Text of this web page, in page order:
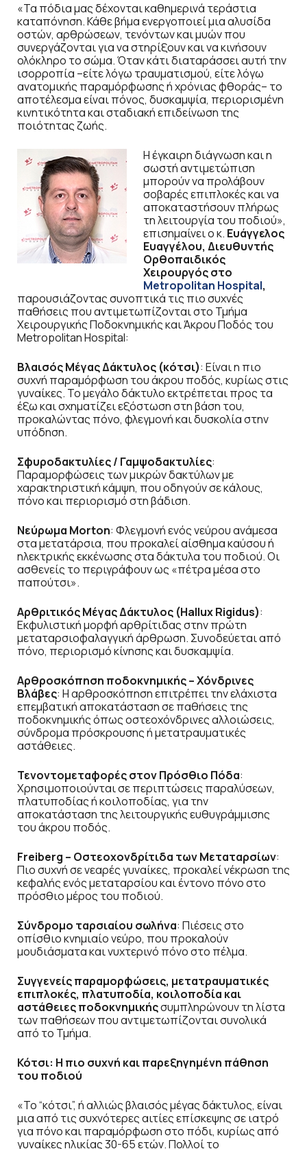
«Τα πόδια μας δέχονται καθημερινά τεράστια
καταπόνηση. Κάθε βήμα ενεργοποιεί μια αλυσίδα
οστών, αρθρώσεων, τενόντων και μυών που
συνεργάζονται για να στηρίξουν και να κινήσουν
ολόκληρο το σώμα. Όταν κάτι διαταράσσει αυτή την
ισορροπία –είτε λόγω τραυματισμού, είτε λόγω
ανατομικής παραμόρφωσης ή χρόνιας φθοράς– το
αποτέλεσμα είναι πόνος, δυσκαμψία, περιορισμένη
κινητικότητα και σταδιακή επιδείνωση της
ποιότητας ζωής.
Η έγκαιρη διάγνωση και η
σωστή αντιμετώπιση
μπορούν να προλάβουν
σοβαρές επιπλοκές και να
αποκαταστήσουν πλήρως
τη λειτουργία του ποδιού»,
επισημαίνει ο κ. Ευάγγελος
Ευαγγέλου, Διευθυντής
Ορθοπαιδικός
Χειρουργός στο
Metropolitan Hospital,
παρουσιάζοντας συνοπτικά τις πιο συχνές
παθήσεις που αντιμετωπίζονται στο Τμήμα
Χειρουργικής Ποδοκνημικής και Άκρου Ποδός του
Metropolitan Hospital:
Βλαισός Μέγας Δάκτυλος (κότσι): Είναι η πιο
συχνή παραμόρφωση του άκρου ποδός, κυρίως στις
γυναίκες. Το μεγάλο δάκτυλο εκτρέπεται προς τα
έξω και σχηματίζει εξόστωση στη βάση του,
προκαλώντας πόνο, φλεγμονή και δυσκολία στην
υπόδηση.
Σφυροδακτυλίες / Γαμψοδακτυλίες:
Παραμορφώσεις των μικρών δακτύλων με
χαρακτηριστική κάμψη, που οδηγούν σε κάλους,
πόνο και περιορισμό στη βάδιση.
Νεύρωμα Morton: Φλεγμονή ενός νεύρου ανάμεσα
στα μετατάρσια, που προκαλεί αίσθημα καύσου ή
ηλεκτρικής εκκένωσης στα δάκτυλα του ποδιού. Οι
ασθενείς το περιγράφουν ως «πέτρα μέσα στο
παπούτσι».
Αρθριτικός Μέγας Δάκτυλος (Hallux Rigidus):
Εκφυλιστική μορφή αρθρίτιδας στην πρώτη
μεταταρσιοφαλαγγική άρθρωση. Συνοδεύεται από
πόνο, περιορισμό κίνησης και δυσκαμψία.
Αρθροσκόπηση ποδοκνημικής – Χόνδρινες
Βλάβες: Η αρθροσκόπηση επιτρέπει την ελάχιστα
επεμβατική αποκατάσταση σε παθήσεις της
ποδοκνημικής όπως οστεοχόνδρινες αλλοιώσεις,
σύνδρομα πρόσκρουσης ή μετατραυματικές
αστάθειες.
Τενοντομεταφορές στον Πρόσθιο Πόδα:
Χρησιμοποιούνται σε περιπτώσεις παραλύσεων,
πλατυποδίας ή κοιλοποδίας, για την
αποκατάσταση της λειτουργικής ευθυγράμμισης
του άκρου ποδός.
Freiberg – Οστεοχονδρίτιδα των Μεταταρσίων:
Πιο συχνή σε νεαρές γυναίκες, προκαλεί νέκρωση της
κεφαλής ενός μεταταρσίου και έντονο πόνο στο
πρόσθιο μέρος του ποδιού.
Σύνδρομο ταρσιαίου σωλήνα: Πιέσεις στο
οπίσθιο κνημιαίο νεύρο, που προκαλούν
μουδιάσματα και νυχτερινό πόνο στο πέλμα.
Συγγενείς παραμορφώσεις, μετατραυματικές
επιπλοκές, πλατυποδία, κοιλοποδία και
αστάθειες ποδοκνημικήςσυμπληρώνουν τη λίστα
των παθήσεων που αντιμετωπίζονται συνολικά
από το Τμήμα.
Κότσι: Η πιο συχνή και παρεξηγημένη πάθηση
του ποδιού
«Το “κότσι”, ή αλλιώς βλαισός μέγας δάκτυλος, είναι
μια από τις συχνότερες αιτίες επίσκεψης σε ιατρό
για πόνο και παραμόρφωση στο πόδι, κυρίως από
γυναίκες ηλικίας 30-65 ετών. Πολλοί το